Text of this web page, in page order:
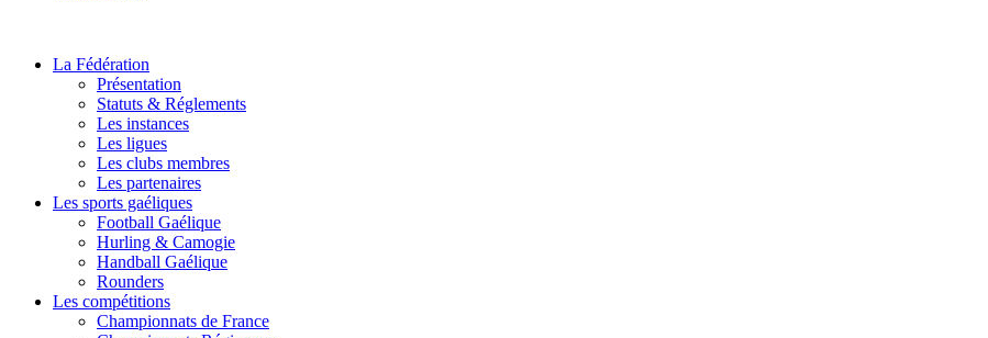
La Fédération
Présentation
Statuts & Réglements
Les instances
Les ligues
Les clubs membres
Les partenaires
Les sports gaéliques
Football Gaélique
Hurling & Camogie
Handball Gaélique
Rounders
Les compétitions
Championnats de France